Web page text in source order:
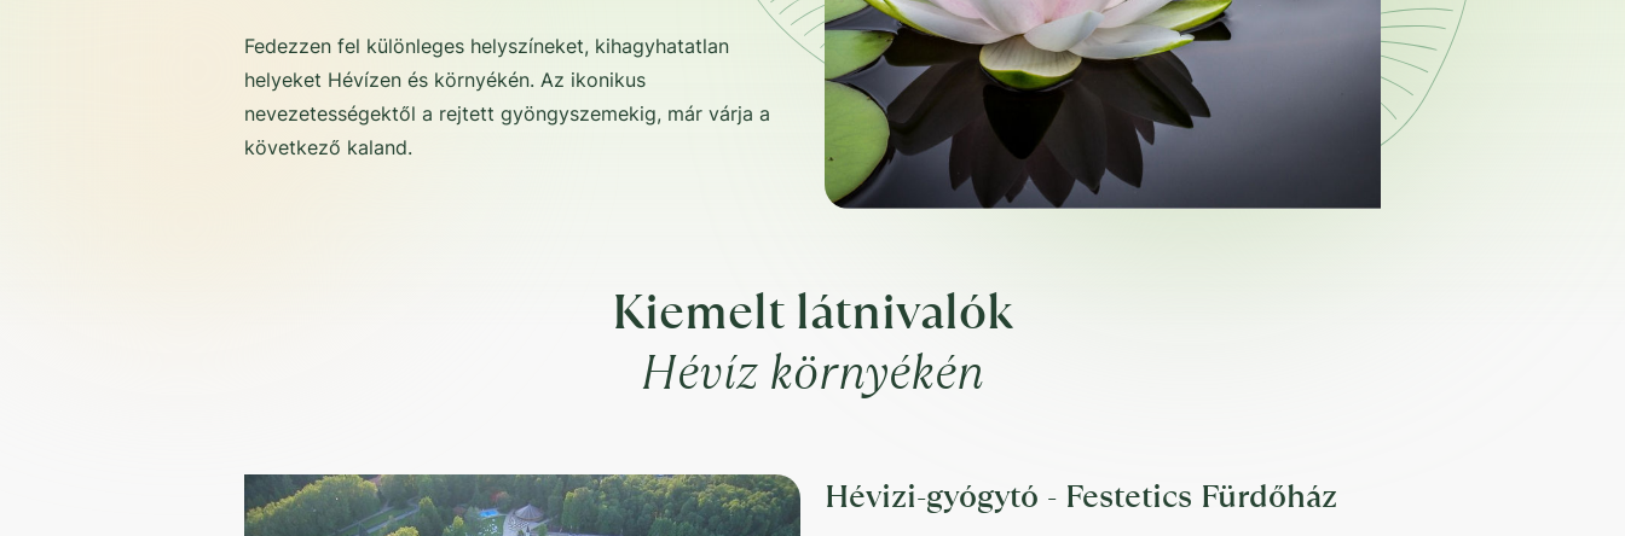
Fedezzen fel különleges helyszíneket, kihagyhatatlan
helyeket Hévízen és környékén. Az ikonikus
nevezetességektől a rejtett gyöngyszemekig, már várja a
következő kaland.
Kiemelt látnivalók
Hévíz környékén
Hévizi-gyógytó - Festetics Fürdőház